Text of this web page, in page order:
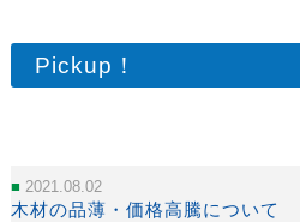
Pickup！
2021.08.02
木材の品薄・価格高騰について